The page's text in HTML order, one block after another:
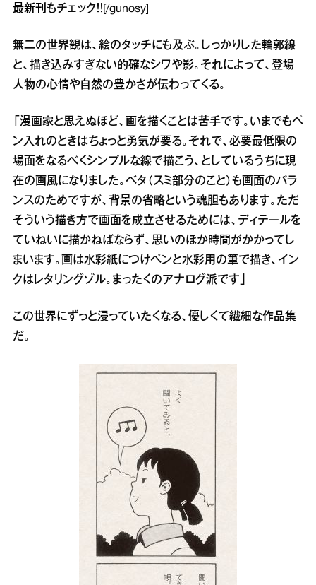
最新刊 もチェック！！[/gunosy]
無二の世界観は、絵のタッチにも及ぶ。しっかりした輪郭線
と、描き込みすぎない的確なシワや影。それによって、登場
人物の心情や自然の豊かさが伝わってくる。
「漫画家と思えぬほど、画を描くことは苦手です。いまでもペ
ン入れのときはちょっと勇気が要る。それで、必要最低限の
場面をなるべくシンプルな線で描こう、としているうちに現
在の画風になりました。ベタ（スミ部分のこと）も画面のバラ
ンスのためですが、背景の省略という魂胆もあります。ただ
そういう描き方で画面を成立させるためには、ディテールを
ていねいに描かねばならず、思いのほか時間がかかってし
まいます。画は水彩紙につけペンと水彩用の筆で描き、イン
クはレタリングゾル。まったくのアナログ派です」
この世界にずっと浸っていたくなる、優しくて繊細な作品集
だ。